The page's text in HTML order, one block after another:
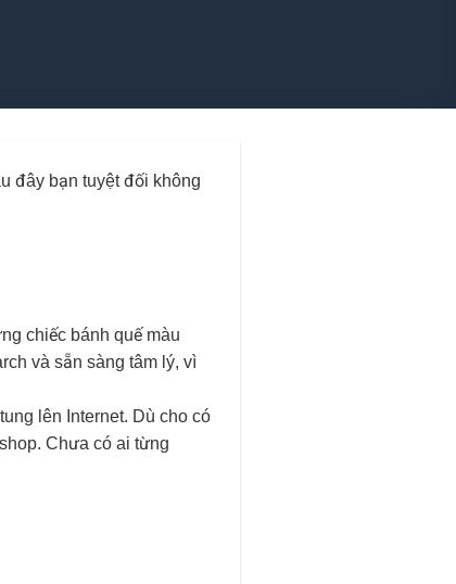
đây bạn tuyệt đối không
chiếc bánh quế màu
và sẵn sàng tâm lý, vì
lên Internet. Dù cho có
Chưa có ai từng